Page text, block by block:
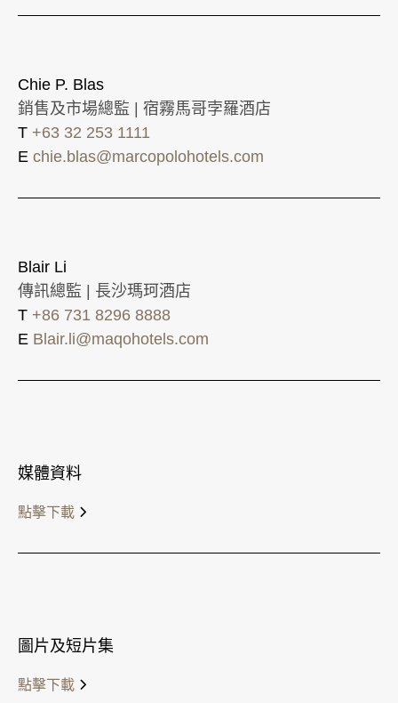
Chie P. Blas
銷售及市場總監 | 宿霧馬哥孛羅酒店
T +63 32 253 1111
E chie.blas@marcopolohotels.com
Blair Li
傳訊總監 | 長沙瑪珂酒店
T +86 731 8296 8888
E Blair.li@maqohotels.com
媒體資料
點擊下載
圖片及短片集
點擊下載